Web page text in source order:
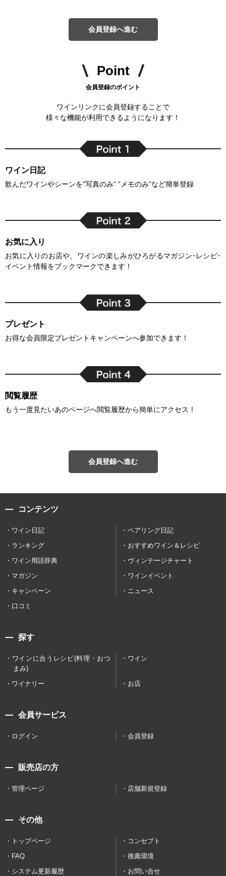
会員登録へ進む
Point
会員登録のポイント
ワインリンクに会員登録することで
様々な機能が利用できるようになります！
ワイン日記
飲んだワインやシーンを”写真のみ” “メモのみ”など簡単登録
お気に入り
お気に入りのお店や、ワインの楽しみがひろがるマガジン･レシピ･
イベント情報をブックマークできます！
プレゼント
お得な会員限定プレゼントキャンペーンへ参加できます！
閲覧履歴
もう一度見たいあのページへ閲覧履歴から簡単にアクセス！
会員登録へ進む
コンテンツ
ワイン日記
ペアリング日記
ランキング
おすすめワイン＆レシピ
ワイン用語辞典
ヴィンテージチャート
マガジン
ワインイベント
キャンペーン
ニュース
口コミ
探す
ワインに合うレシピ(料理・おつ
まみ)
ワイン
ワイナリー お店
会員サービス
ログイン 会員登録
販売店の方
管理ページ 店舗新規登録
その他
トップページ
コンセプト
FAQ
推薦環境
システム更新履歴
お問い合せ